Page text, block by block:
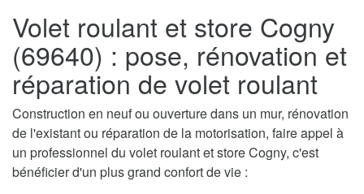
Volet roulant et store Cogny
(69640) : pose, rénovation et
réparation de volet roulant
Construction en neuf ou ouverture dans un mur, rénovation
de l'existant ou réparation de la motorisation, faire appel à
un professionnel du volet roulant et store Cogny, c'est
bénéficier d'un plus grand confort de vie :